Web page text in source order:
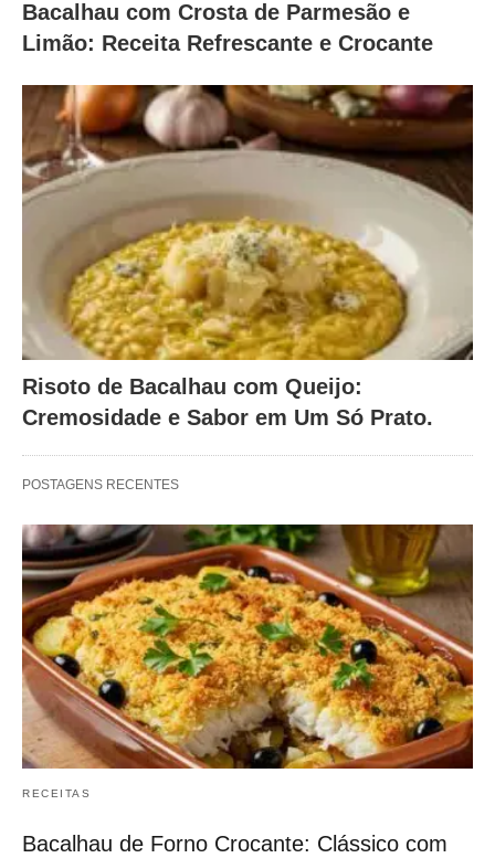
Bacalhau com Crosta de Parmesão e
Limão: Receita Refrescante e Crocante
Risoto de Bacalhau com Queijo:
Cremosidade e Sabor em Um Só Prato.
POSTAGENS RECENTES
RECEITAS
Bacalhau de Forno Crocante: Clássico com